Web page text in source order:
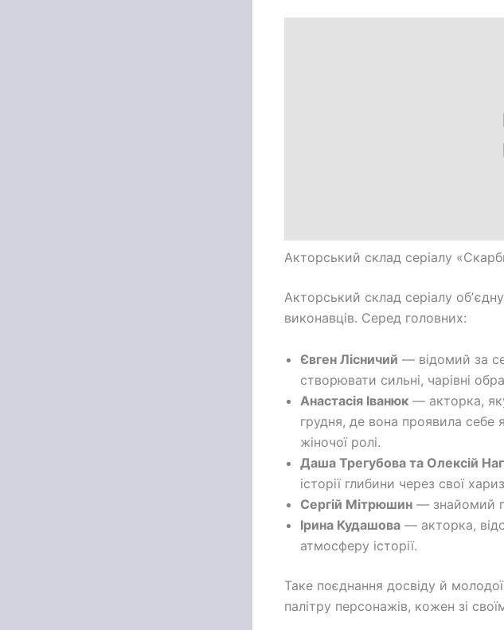
Акторський склад серіалу
Акторський склад серіалу
виконавців. Серед головних:
Євген Лісничий — відомий за
створювати сильні, чарівні
Анастасія Іванюк — акторка,
грудня, де вона проявила себе
жіночої ролі.
Даша Трегубова та Олексій
історії глибини через свої
Сергій Мітрюшин — знайомий
Ірина Кудашова — акторка,
атмосферу історії.
Таке поєднання досвіду й
палітру персонажів, кожен зі